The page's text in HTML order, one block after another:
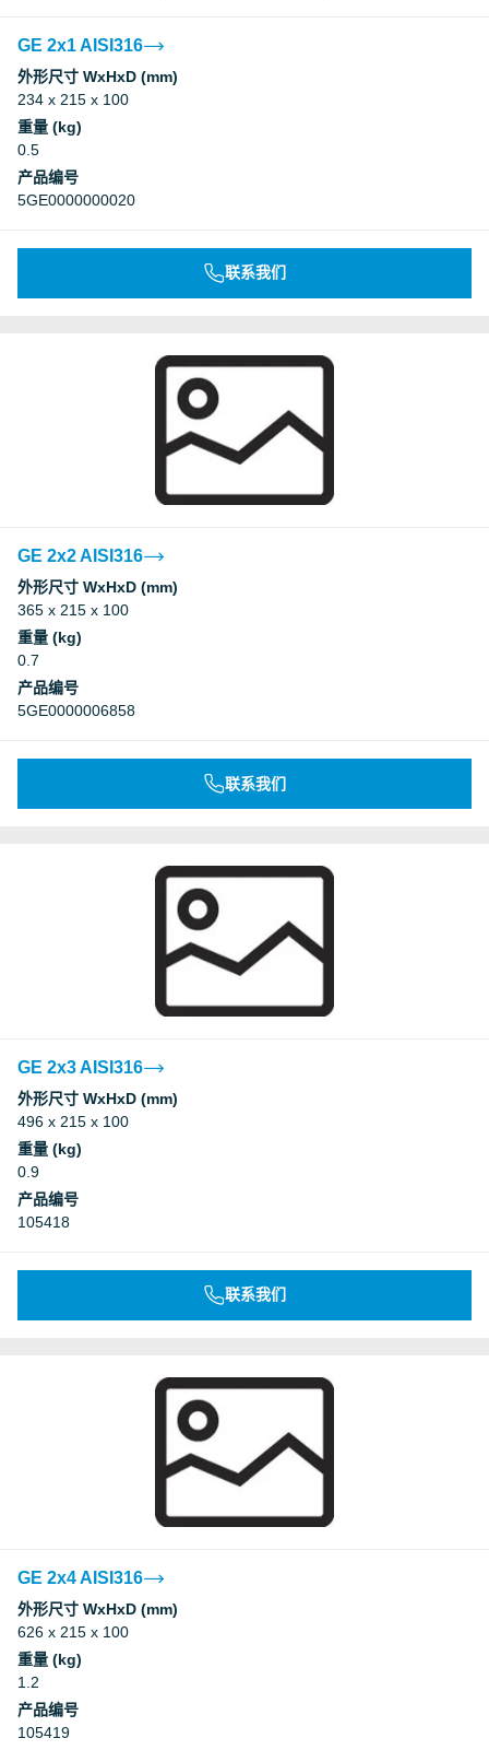
GE 2x1 AISI316
外形尺寸 WxHxD (mm)
234 x 215 x 100
重量 (kg)
0.5
产品编号
5GE0000000020
联系我们
GE 2x2 AISI316
外形尺寸 WxHxD (mm)
365 x 215 x 100
重量 (kg)
0.7
产品编号
5GE0000006858
联系我们
GE 2x3 AISI316
外形尺寸 WxHxD (mm)
496 x 215 x 100
重量 (kg)
0.9
产品编号
105418
联系我们
GE 2x4 AISI316
外形尺寸 WxHxD (mm)
626 x 215 x 100
重量 (kg)
1.2
产品编号
105419